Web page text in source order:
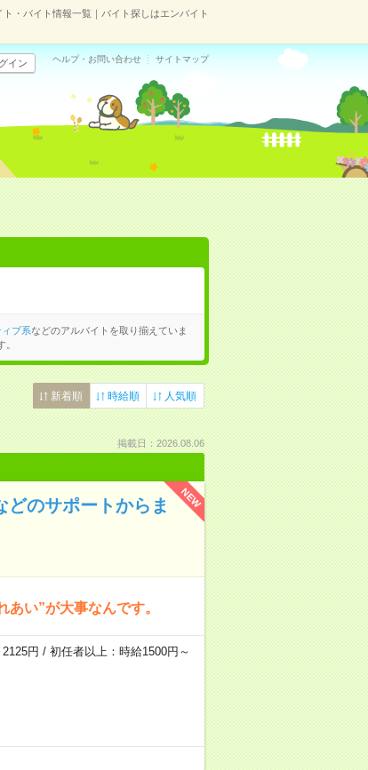
ト・バイト情報一覧｜バイト探しはエンバイト
イン ヘルプ・お問い合わせ サイトマップ
ブ系などのアルバイトを取り揃えていま
新着順 時給順 人気順
掲載日：2026.08.06
NEW
どのサポートからま
い”が大事なんです。
円 / 初任者以上：時給1500円～